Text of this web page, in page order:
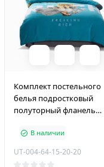
Комплект постельного
белья подростковый
полуторный фланель
Rich В наличии
UT-004-64-15-20-20